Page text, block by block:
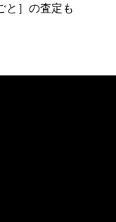
と］の査定も